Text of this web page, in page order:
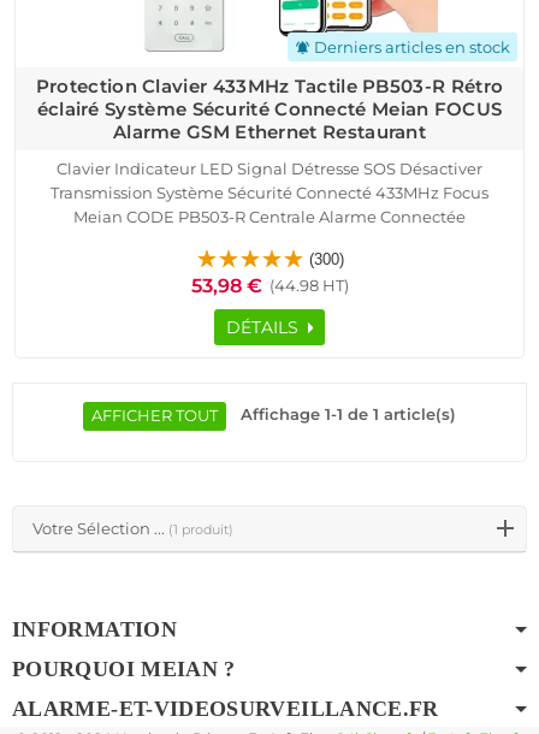
Votre Sélection ... (1 produit)
notifications_active Derniers articles en stock
Protection Clavier 433MHz Tactile PB503-R Rétro
éclairé Système Sécurité Connecté Meian FOCUS
Alarme GSM Ethernet Restaurant
Clavier Indicateur LED Signal Détresse SOS Désactiver
Transmission Système Sécurité Connecté 433MHz Focus
Meian CODE PB503-R Centrale Alarme Connectée
Digicode badge IP GSM RFID Bouton Panique Zones
(300)
53,98 € (44.98 HT)
DÉTAILS
AFFICHER TOUT Affichage 1-1 de 1 article(s)
INFORMATION
POURQUOI MEIAN ?
ALARME-ET-VIDEOSURVEILLANCE.FR